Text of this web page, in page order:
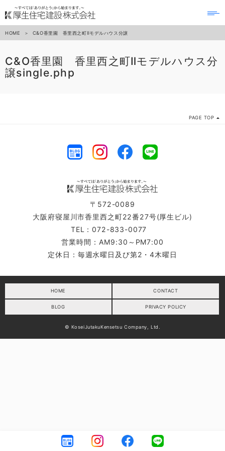
HOME C&O香里園 香里西之町Ⅱモデルハウス分譲
C&O香里園 香里西之町Ⅱモデルハウス分
譲single.php
PAGE TOP
〒572-0089
大阪府寝屋川市香里西之町22番27号(厚生ビル)
TEL：072-833-0077
営業時間：AM9:30～PM7:00
定休日：毎週水曜日及び第2・4木曜日
HOME CONTACT
BLOG PRIVACY POLICY
© KoseiJutakuKensetsu Company, Ltd.